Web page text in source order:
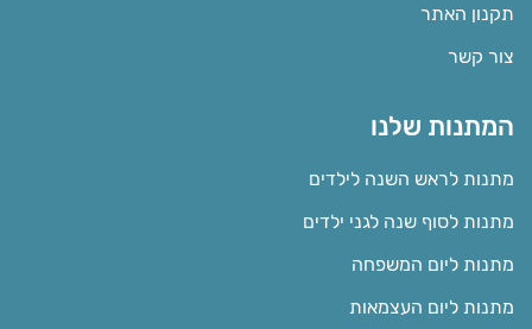
תקנון האתר
צור קשר
המתנות שלנו
מתנות לראש השנה לילדים
מתנות לסוף שנה לגני ילדים
מתנות ליום המשפחה
מתנות ליום העצמאות